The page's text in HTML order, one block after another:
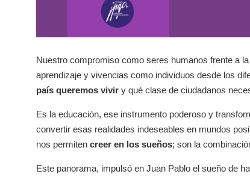
Nuestro compromiso como seres humanos frente a
aprendizaje y vivencias como individuos desde los
país queremos vivir y qué clase de ciudadanos
Es la educación, ese instrumento poderoso y
convertir esas realidades indeseables en mundos
nos permitencreer en los sueños; son la
Este panorama, impulsó en Juan Pablo el sueño de